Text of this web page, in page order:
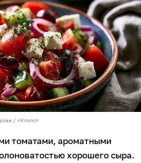
/ «Клопс»
томатами, ароматными
хорошего сыра.